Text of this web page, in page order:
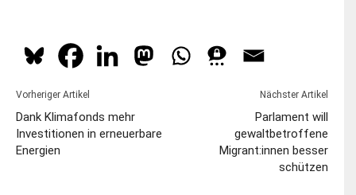
Vorheriger Artikel
Dank Klimafonds mehr
Investitionen in erneuerbare
Energien
Nächster Artikel
Parlament will
gewaltbetroffene
Migrant:innen besser
schützen